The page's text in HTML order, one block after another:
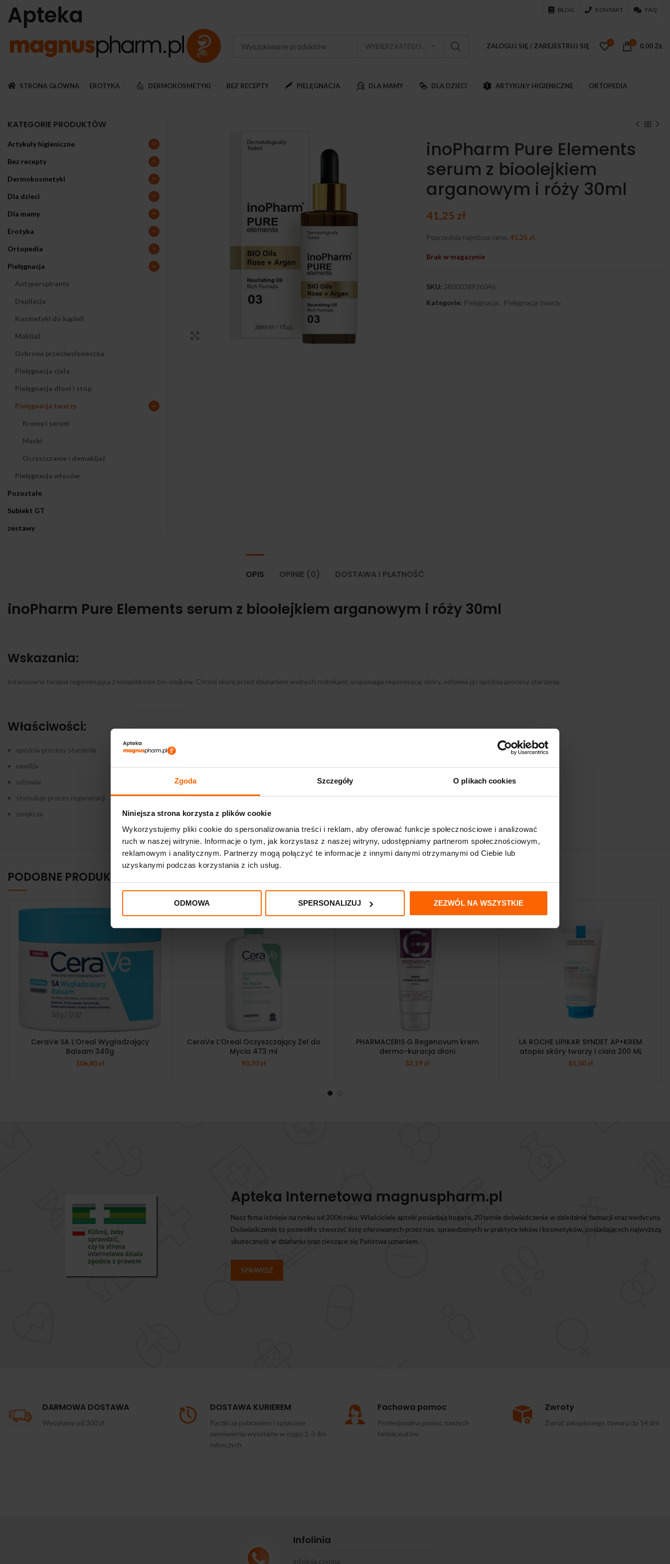
Zgoda Szczegóły O plikach cookies
Niniejsza strona korzysta z plików cookie
Wykorzystujemy pliki cookie do spersonalizowania treści i reklam, aby oferować funkcje społecznościowe i analizować
ruch w naszej witrynie. Informacje o tym, jak korzystasz z naszej witryny, udostępniamy partnerom społecznościowym,
reklamowym i analitycznym. Partnerzy mogą połączyć te informacje z innymi danymi otrzymanymi od Ciebie lub
uzyskanymi podczas korzystania z ich usług.
ODMOWA SPERSONALIZUJ ZEZWÓL NA WSZYSTKIE
Apteka BLOG KONTAKT FAQ
WYBIERZ KATEGORIĘ ZALOGUJ SIĘ / ZAREJESTRUJ SIĘ 0 0 0,00 ZŁ
STRONA GŁÓWNA EROTYKA DERMOKOSMETYKI BEZ RECEPTY PIELĘGNACJA DLA MAMY DLA DZIECI ARTYKUŁY HIGIENICZNE ORTOPEDIA
inoPharm Pure Elements
serum z bioolejkiem
arganowym i róży 30ml
41,25 zł
Poprzednia najniższa cena: 41,25 zł.
Brak w magazynie
SKU: 3800038936046
Kategorie: Pielęgnacja Pielęgnacja twarzy
KATEGORIE PRODUKTÓW
Artykuły higieniczne
Bez recepty
Dermokosmetyki
Dla dzieci
Dla mamy
Erotyka
Ortopedia
Pielęgnacja
Antyperspiranty
Depilacja
Kosmetyki do kąpieli
Makijaż
Ochrona przeciwsłoneczna
Pielęgnacja ciała
Pielęgnacja dłoni i stóp
Pielęgnacja twarzy
Kremy i serum
Maski
Oczyszczanie i demakijaż
Pielęgnacja włosów
Pozostałe
Subiekt GT
zestawy
OPIS OPINIE (0) DOSTAWA I PŁATNOŚĆ
inoPharm Pure Elements serum z bioolejkiem arganowym i róży 30ml
Wskazania:
Intensywna terapia regenerująca z kompleksem bio-olejków. Chroni skórę przed działaniem wolnych rodnikami, wspomaga regenerację skóry, odżywia ją i opóźnia procesy starzenia.
Właściwości:
opóźnia procesy starzenia
nawilża
odżywia
stymuluje proces regeneracji
zmiękcza
PODOBNE PRODUKTY
CeraVe SA L’Oreal Wygładzający
Balsam 340g
106,80zł
CeraVe L’Oreal Oczyszczający Żel do
Mycia 473 ml
93,70zł
PHARMACERIS G Regenovum krem
dermo-kuracja dłoni
33,19 zł
LA ROCHE LIPIKAR SYNDET AP+KREM
atopia skóry twarzy i ciała 200 ML
81,50zł
Apteka Internetowa magnuspharm.pl
Nasz firma istnieje na rynku od 2006 roku. Właściciele apteki posiadają bogate, 20 letnie doświadczenie w dziedzinie farmacji oraz medycyny.
Doświadczenie to pozwoliło stworzyć listę oferowanych przez nas, sprawdzonych w praktyce leków i kosmetyków, posiadających najwyższą
skuteczność w działaniu oraz cieszące się Państwa uznaniem.
SPRAWDŹ
DARMOWA DOSTAWA
Wysyłamy od 300 zł
DOSTAWA KURIEREM
Paczki za pobraniem i opłacone
zamówienia wysyłamy w ciągu 1-3 dni
roboczych
Fachowa pomoc
Profesjonalna pomoc naszych
farmaceutów
Zwroty
Zwrot zakupionego towaru do 14 dni
Infolinia
infolinia czynna